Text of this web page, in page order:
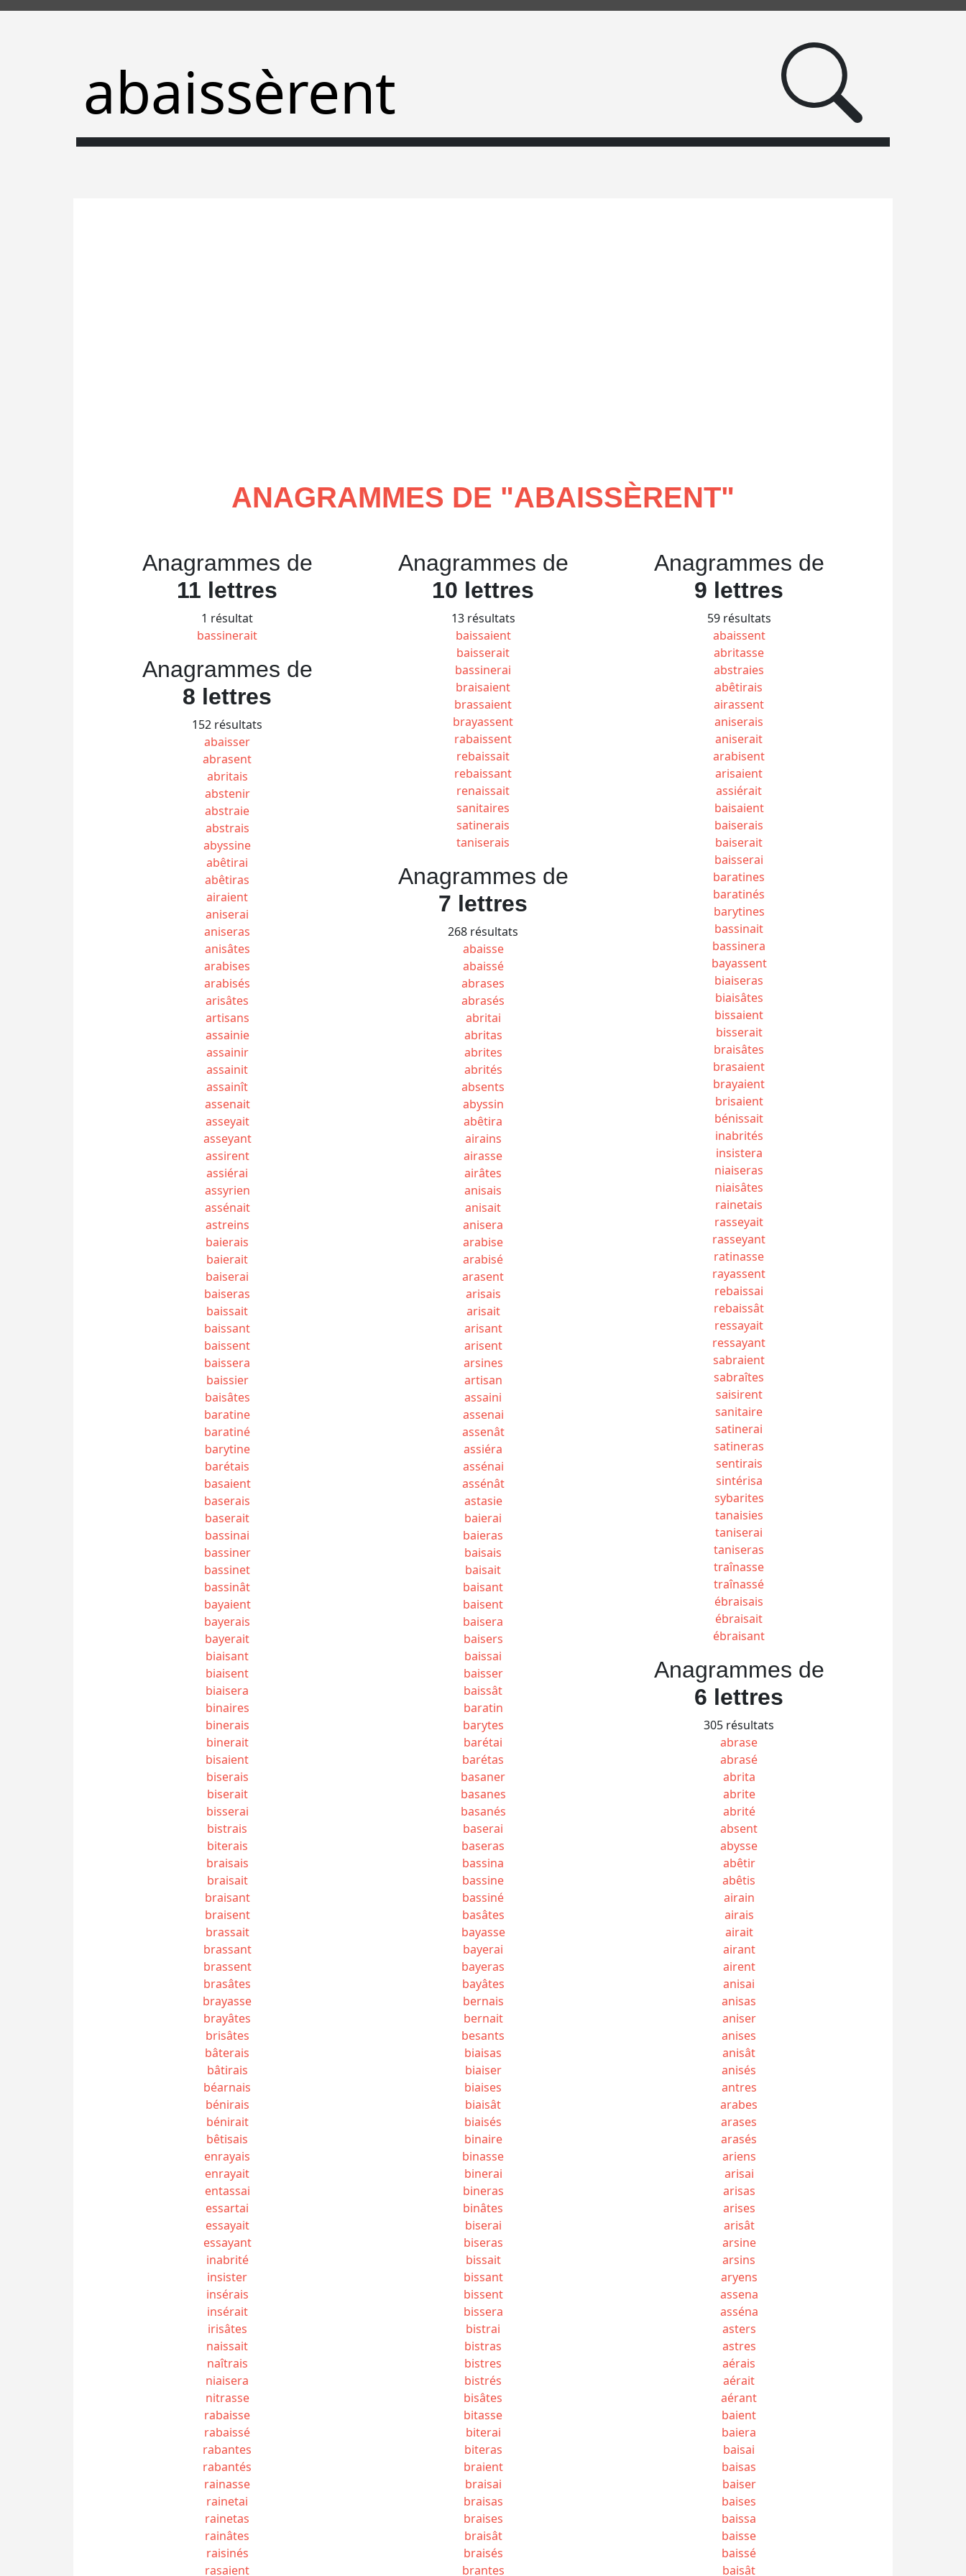
ANAGRAMMES DE "ABAISSÈRENT"
Anagrammes de
11 lettres
1 résultat
bassinerait
Anagrammes de
10 lettres
13 résultats
baissaient
baisserait
bassinerai
braisaient
brassaient
brayassent
rabaissent
rebaissait
rebaissant
renaissait
sanitaires
satinerais
taniserais
Anagrammes de
9 lettres
59 résultats
abaissent
abritasse
abstraies
abêtirais
airassent
aniserais
aniserait
arabisent
arisaient
assiérait
baisaient
baiserais
baiserait
baisserai
baratines
baratinés
barytines
bassinait
bassinera
bayassent
biaiseras
biaisâtes
bissaient
bisserait
braisâtes
brasaient
brayaient
brisaient
bénissait
inabrités
insistera
niaiseras
niaisâtes
rainetais
rasseyait
rasseyant
ratinasse
rayassent
rebaissai
rebaissât
ressayait
ressayant
sabraient
sabraîtes
saisirent
sanitaire
satinerai
satineras
sentirais
sintérisa
sybarites
tanaisies
taniserai
taniseras
traînasse
traînassé
ébraisais
ébraisait
ébraisant
Anagrammes de
8 lettres
152 résultats
abaisser
abrasent
abritais
abstenir
abstraie
abstrais
abyssine
abêtirai
abêtiras
airaient
aniserai
aniseras
anisâtes
arabises
arabisés
arisâtes
artisans
assainie
assainir
assainit
assainît
assenait
asseyait
asseyant
assirent
assiérai
assyrien
assénait
astreins
baierais
baierait
baiserai
baiseras
baissait
baissant
baissent
baissera
baissier
baisâtes
baratine
baratiné
barytine
barétais
basaient
baserais
baserait
bassinai
bassiner
bassinet
bassinât
bayaient
bayerais
bayerait
biaisant
biaisent
biaisera
binaires
binerais
binerait
bisaient
biserais
biserait
bisserai
bistrais
biterais
braisais
braisait
braisant
braisent
brassait
brassant
brassent
brasâtes
brayasse
brayâtes
brisâtes
bâterais
bâtirais
béarnais
bénirais
bénirait
bêtisais
enrayais
enrayait
entassai
essartai
essayait
essayant
inabrité
insister
insérais
insérait
irisâtes
naissait
naîtrais
niaisera
nitrasse
rabaisse
rabaissé
rabantes
rabantés
rainasse
rainetai
rainetas
rainâtes
raisinés
rasaient
Anagrammes de
7 lettres
268 résultats
abaisse
abaissé
abrases
abrasés
abritai
abritas
abrites
abrités
absents
abyssin
abêtira
airains
airasse
airâtes
anisais
anisait
anisera
arabise
arabisé
arasent
arisais
arisait
arisant
arisent
arsines
artisan
assaini
assenai
assenât
assiéra
assénai
assénât
astasie
baierai
baieras
baisais
baisait
baisant
baisent
baisera
baisers
baissai
baisser
baissât
baratin
barytes
barétai
barétas
basaner
basanes
basanés
baserai
baseras
bassina
bassine
bassiné
basâtes
bayasse
bayerai
bayeras
bayâtes
bernais
bernait
besants
biaisas
biaiser
biaises
biaisât
biaisés
binaire
binasse
binerai
bineras
binâtes
biserai
biseras
bissait
bissant
bissent
bissera
bistrai
bistras
bistres
bistrés
bisâtes
bitasse
biterai
biteras
braient
braisai
braisas
braises
braisât
braisés
brantes
Anagrammes de
6 lettres
305 résultats
abrase
abrasé
abrita
abrite
abrité
absent
abysse
abêtir
abêtis
airain
airais
airait
airant
airent
anisai
anisas
aniser
anises
anisât
anisés
antres
arabes
arases
arasés
ariens
arisai
arisas
arises
arisât
arsine
arsins
aryens
assena
asséna
asters
astres
aérais
aérait
aérant
baient
baiera
baisai
baisas
baiser
baises
baissa
baisse
baissé
baisât